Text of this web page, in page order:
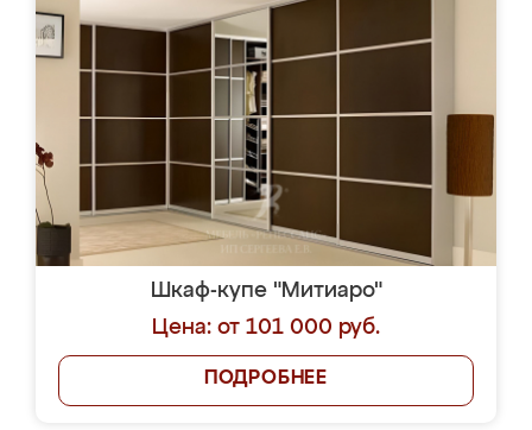
Шкаф-купе "Митиаро"
Цена: от 101 000 руб.
ПОДРОБНЕЕ